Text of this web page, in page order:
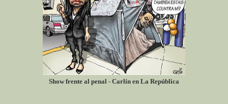
Show frente al penal - Carlín en La República